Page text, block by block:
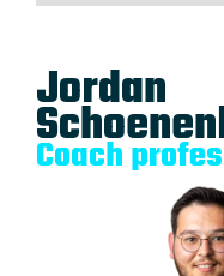
Jordan
Coach